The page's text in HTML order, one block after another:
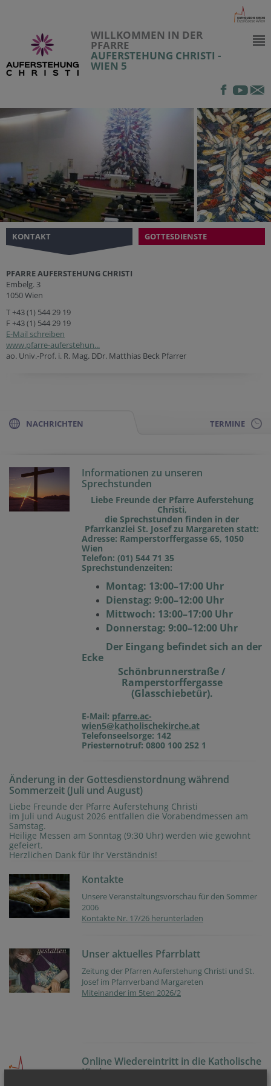
WILLKOMMEN IN DER
PFARRE
AUFERSTEHUNG CHRISTI -
WIEN 5
KONTAKT GOTTESDIENSTE
PFARRE AUFERSTEHUNG CHRISTI
Embelg. 3
1050 Wien
T+43 (1) 544 29 19
F +43 (1) 544 29 19
E-Mail schreiben
www.pfarre-auferstehun...
ao. Univ.-Prof. i. R. Mag. DDr. Matthias Beck Pfarrer
NACHRICHTEN TERMINE
Informationen zu unseren
Sprechstunden
Liebe Freunde der Pfarre Auferstehung
Christi,
die Sprechstunden finden in der
Pfarrkanzlei St. Josef zu Margareten statt:
Adresse: Ramperstorffergasse 65, 1050
Wien
Telefon: (01) 544 71 35
Sprechstundenzeiten:
Montag: 13:00–17:00 Uhr
Dienstag: 9:00–12:00 Uhr
Mittwoch: 13:00–17:00 Uhr
Donnerstag: 9:00–12:00 Uhr
Der Eingang befindet sich an der
Ecke
Schönbrunnerstraße /
Ramperstorffergasse
(Glasschiebetür).
E-Mail: pfarre.ac-
wien5@katholischekirche.at
Telefonseelsorge: 142
Priesternotruf: 0800 100 252 1
Änderung in der Gottesdienstordnung während
Sommerzeit (Juli und August)
Liebe Freunde der Pfarre Auferstehung Christi
im Juli und August 2026 entfallen die Vorabendmessen am
Samstag.
Heilige Messen am Sonntag (9:30 Uhr) werden wie gewohnt
gefeiert.
Herzlichen Dank für Ihr Verständnis!
Kontakte
Unsere Veranstaltungsvorschau für den Sommer
2006
Kontakte Nr. 17/26 herunterladen
Unser aktuelles Pfarrblatt
Zeitung der Pfarren Auferstehung Christi und St.
Josef im Pfarrverband Margareten
Miteinander im 5ten 2026/2
Online Wiedereintritt in die Katholische
Kirche